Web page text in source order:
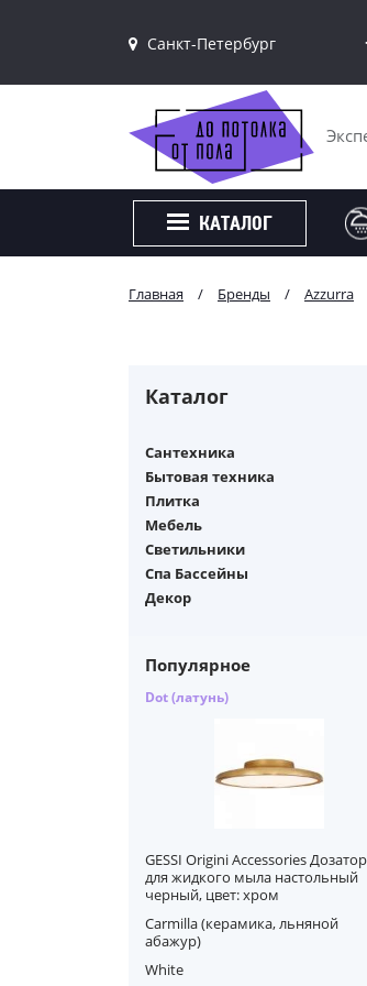
Санкт-Петербург
КАТАЛОГ
Главная / Бренды / Azzurra
Каталог
Сантехника
Бытовая техника
Плитка
Мебель
Светильники
Спа Бассейны
Декор
Популярное
Dot (латунь)
GESSI Origini Accessories Дозатор
для жидкого мыла настольный
черный, цвет: хром
Carmilla (керамика, льняной
абажур)
White